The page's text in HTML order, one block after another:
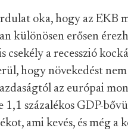
oka, hogy az EKB
különösen erősen
csekély a recesszió
hogy növekedést
az európai
1,1 százalékos GDP-
ami kevés, és még